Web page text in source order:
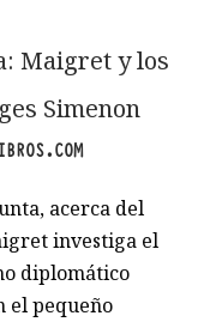
Maigret y los
Simenon
acerca del
investiga el
diplomático
el pequeño